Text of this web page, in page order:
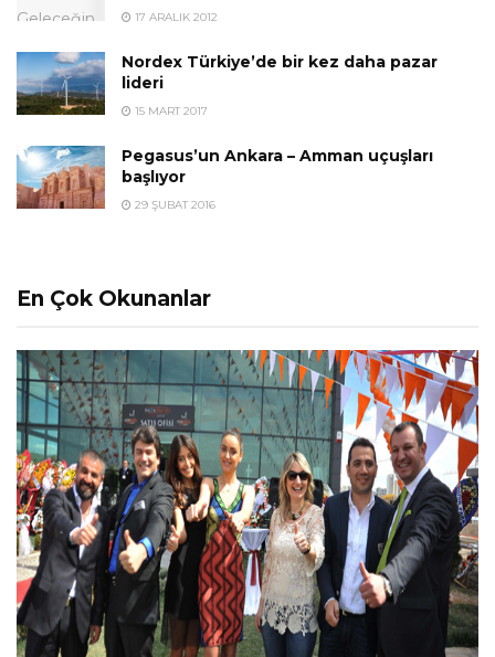
17 ARALIK 2012
Nordex Türkiye’de bir kez daha pazar
lideri
15 MART 2017
Pegasus’un Ankara – Amman uçuşları
başlıyor
29 ŞUBAT 2016
En Çok Okunanlar